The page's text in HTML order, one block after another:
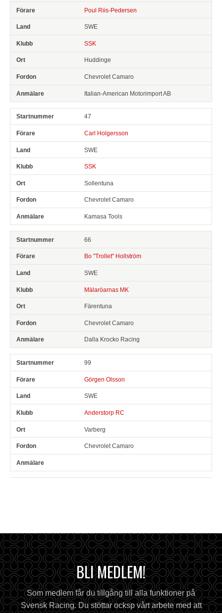
Poul Riis-Pedersen
SWE
SSK
Huddinge
Chevrolet Camaro
Italian-American Motorimport AB
47
Carl Holgersson
SWE
SSK
Sollentuna
Chevrolet Camaro
Kamasa Tools
66
Bo "Trollet" Hollström
SWE
Mälaröarnas MK
Färentuna
Chevrolet Camaro
Dalla Krocko Racing
99
Görgen Olsson
SWE
Anderstorp RC
Varberg
Chevrolet Camaro
BLI MEDLEM!
Som medlem får du tillgång till alla funktioner på
Svensk Racing. Du stöttar ocksp vårt arbete med att